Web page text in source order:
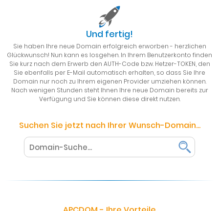
Und fertig!
Sie haben Ihre neue Domain erfolgreich erworben - herzlichen
Glückwunsch! Nun kann es losgehen. In Ihrem Benutzerkonto finden
Sie kurz nach dem Erwerb den AUTH-Code bzw. Hetzer-TOKEN, den
Sie ebenfalls per E-Mail automatisch erhalten, so dass Sie Ihre
Domain nur noch zu Ihrem eigenen Provider umziehen können.
Nach wenigen Stunden steht Ihnen Ihre neue Domain bereits zur
Verfügung und Sie können diese direkt nutzen.
Suchen Sie jetzt nach Ihrer Wunsch-Domain...